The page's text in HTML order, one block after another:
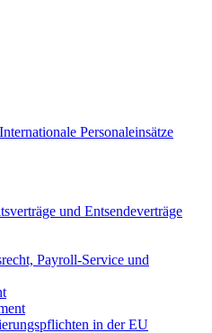
und Entsendeverträge
Payroll-Service und
in der EU